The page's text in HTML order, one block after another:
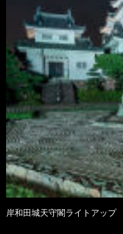
岸和田城天守閣ライトアップ